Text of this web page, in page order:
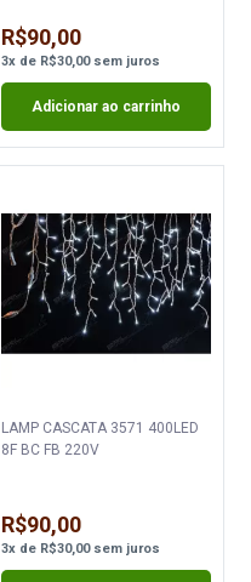
R$90,00
3xde R$30,00sem juros
Adicionar ao carrinho
LAMP CASCATA 3571 400LED
8F BC FB 220V
R$90,00
3xde R$30,00sem juros